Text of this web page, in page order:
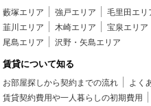
藪塚エリア 強戸エリア 毛里田エリ
韮川エリア
木崎エリア 宝泉エリア
尾島エリア
沢野・矢島エリア
賃貸について知る
お部屋探しから契約までの流れ よく
賃貸契約費用や一人暮らしの初期費用